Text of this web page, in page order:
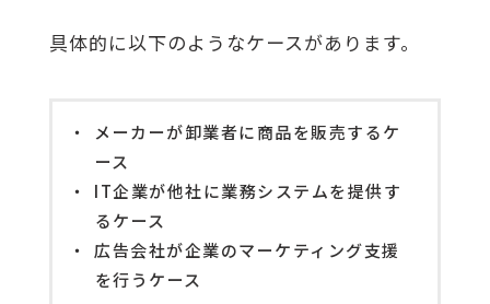
具体的に以下のようなケースがあります。
メーカーが卸業者に商品を販売するケ
ース
IT企業が他社に業務システムを提供す
るケース
広告会社が企業のマーケティング支援
を行うケース